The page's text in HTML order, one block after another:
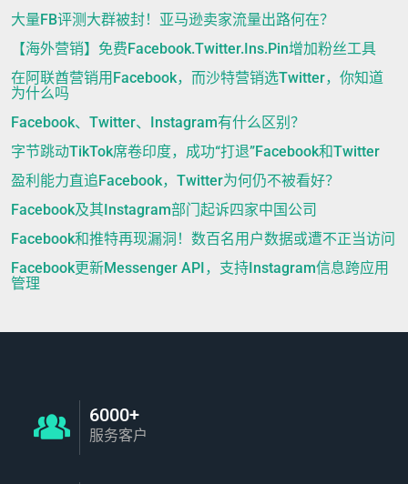
大量FB评测大群被封！亚马逊卖家流量出路何在？
【海外营销】免费Facebook.Twitter.Ins.Pin增加粉丝工具
在阿联酋营销用Facebook，而沙特营销选Twitter，你知道
为什么吗
Facebook、Twitter、Instagram有什么区别？
字节跳动TikTok席卷印度，成功“打退”Facebook和Twitter
盈利能力直追Facebook，Twitter为何仍不被看好？
Facebook及其Instagram部门起诉四家中国公司
Facebook和推特再现漏洞！数百名用户数据或遭不正当访问
Facebook更新Messenger API，支持Instagram信息跨应用
管理
6000+
服务客户